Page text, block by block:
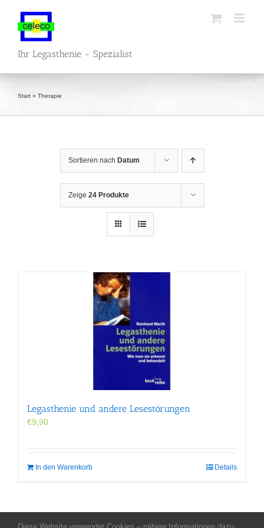
springen
Ihr Legasthenie - Spezialist
Start » Therapie
Sortieren nach Datum
Zeige 24 Produkte
Legasthenie und andere Lesestörungen
€9,90
In den Warenkorb Details